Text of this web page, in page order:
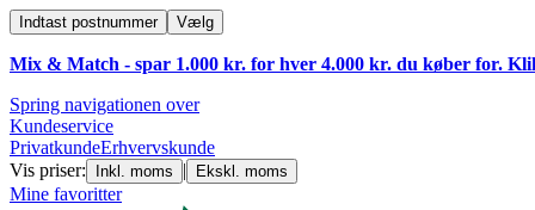
Indtast postnummer Vælg
Mix & Match - spar 1.000 kr. for hver 4.000 kr. du køber for.
Spring navigationen over
Kundeservice
PrivatkundeErhvervskunde
Vis priser:
Inkl. moms | Ekskl. moms
Mine favoritter